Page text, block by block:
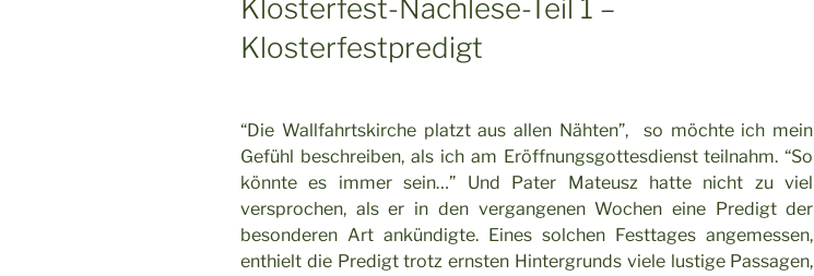
Klosterfest-Nachlese-Teil 1 –
Klosterfestpredigt
“Die Wallfahrtskirche platzt aus allen Nähten”, so möchte ich mein
Gefühl beschreiben, als ich am Eröffnungsgottesdienst teilnahm. “So
könnte es immer sein…” Und Pater Mateusz hatte nicht zu viel
versprochen, als er in den vergangenen Wochen eine Predigt der
besonderen Art ankündigte. Eines solchen Festtages angemessen,
enthielt die Predigt trotz ernsten Hintergrunds viele lustige Passagen,